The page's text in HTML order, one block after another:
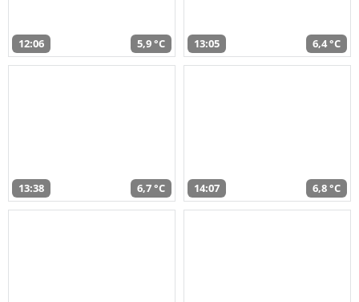
12:06 5,9 °C 13:05 6,4 °C
13:38 6,7 °C 14:07 6,8 °C